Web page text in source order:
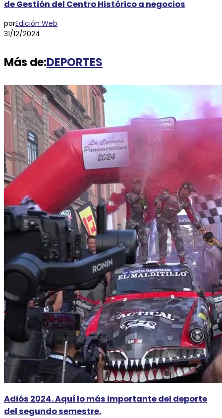
de Gestión del Centro Histórico a negocios
porEdición Web
31/12/2024
Más de:DEPORTES
Adiós 2024. Aquí lo más importante del deporte
del segundo semestre.